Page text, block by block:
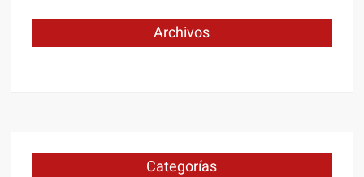
Archivos
Categorías